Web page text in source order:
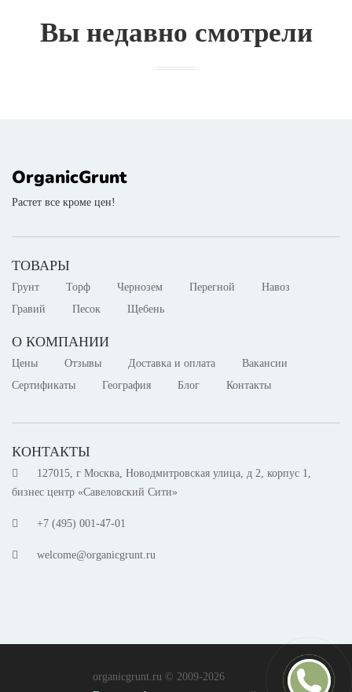
Вы недавно смотрели
OrganicGrunt
Растет все кроме цен!
ТОВАРЫ
Грунт Торф Чернозем Перегной
Навоз
Гравий
Песок Щебень
О КОМПАНИИ
Цены Отзывы Доставка и оплата
Вакансии
Сертификаты
География Блог Контакты
КОНТАКТЫ
127015, г Москва, Новодмитровская улица, д 2, корпус 1,
бизнес центр «Савеловский Сити»
+7 (495) 001-47-01
welcome@organicgrunt.ru
organicgrunt.ru © 2009-2026